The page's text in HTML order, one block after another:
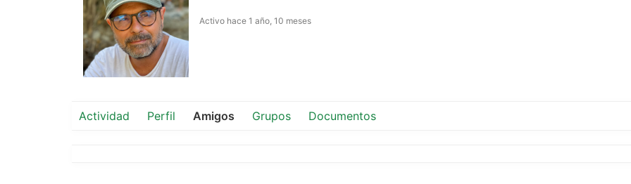
Activo hace 1 año, 10 meses
Actividad Perfil Amigos Grupos Documentos